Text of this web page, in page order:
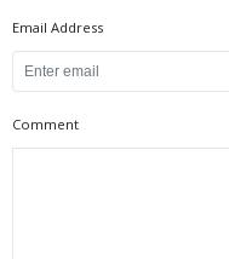
Email Address
Comment